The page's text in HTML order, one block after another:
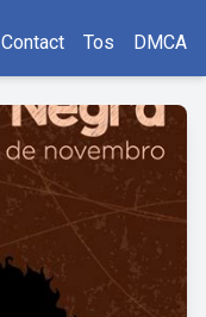
Contact Tos DMCA